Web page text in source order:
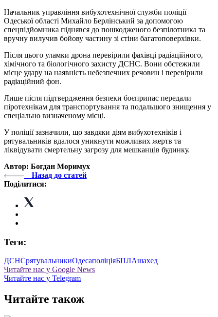
Начальник управління вибухотехнічної служби поліції
Одеської області Михайло Берлінський за допомогою
спецпідйомника піднявся до пошкодженого безпілотника та
вручну вилучив бойову частину зі стіни багатоповерхівки.
Після цього уламки дрона перевірили фахівці радіаційного,
хімічного та біологічного захисту ДСНС. Вони обстежили
місце удару на наявність небезпечних речовин і перевірили
радіаційний фон.
Лише після підтвердження безпеки боєприпас передали
піротехнікам для транспортування та подальшого знищення у
спеціально визначеному місці.
У поліції зазначили, що завдяки діям вибухотехніків і
рятувальників вдалося уникнути можливих жертв та
ліквідувати смертельну загрозу для мешканців будинку.
Автор: Богдан Моримух
Назад до статей
Поділитися:
Теги:
ДСНСрятувальникиОдесаполіціяБПЛАшахед
Читайте нас у Google News
Читайте нас у Telegram
Читайте також